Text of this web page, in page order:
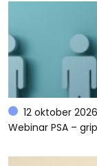
12 oktober 2026
Webinar PSA –